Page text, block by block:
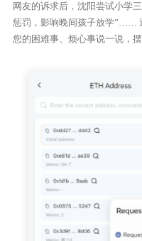
网友的诉求后，沈阳尝试小学
惩罚，影响晚间孩子放学”……
您的困难事、烦心事说一说，摆